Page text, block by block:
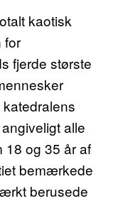
kaotisk
for
fjerde største
alle
og 35 år af
bemærkede
berusede